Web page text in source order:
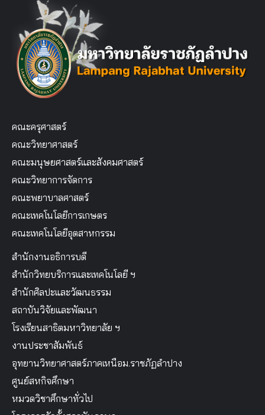
คณะครุศาสตร์
คณะวิทยาศาสตร์
คณะมนุษยศาสตร์และสังคมศาสตร์
คณะวิทยาการจัดการ
คณะพยาบาลศาสตร์
คณะเทคโนโลยีการเกษตร
คณะเทคโนโลยีอุตสาหกรรม
สำนักงานอธิการบดี
สำนักวิทยบริการและเทคโนโลยี ฯ
สำนักศิลปะและวัฒนธรรม
สถาบันวิจัยและพัฒนา
โรงเรียนสาธิตมหาวิทยาลัย ฯ
งานประชาสัมพันธ์
อุทยานวิทยาศาสตร์ภาคเหนือม.ราชภัฏลำปาง
ศูนย์สหกิจศึกษา
หมวดวิชาศึกษาทั่วไป